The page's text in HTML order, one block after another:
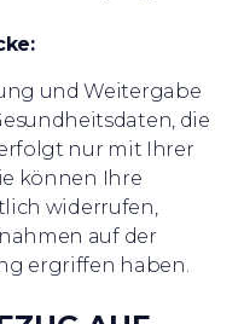
und Weitergabe
die
nur mit Ihrer
können Ihre
widerrufen,
auf der
ergriffen haben.